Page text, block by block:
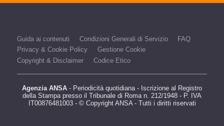
Guida ai contenuti Condizioni Generali di Servizio
FAQ
Privacy & Cookie Policy
Gestione Cookie
Copyright & Disclaimer
Codice Etico
Agenzia ANSA - Periodicità quotidiana - Iscrizione al Registro
della Stampa presso il Tribunale di Roma n. 212/1948 - P. IVA
IT00876481003 - © Copyright ANSA - Tutti i diritti riservati